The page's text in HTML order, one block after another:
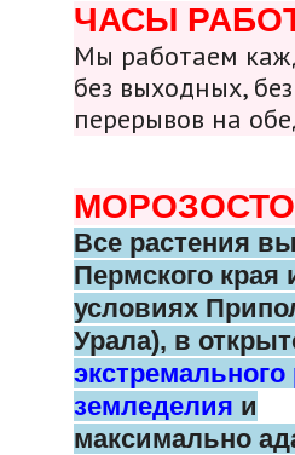
ЧАСЫ
Мы работаем
без выходных,
перерывов на
Все растения
Пермского края
условиях
Урала), в
экстремального
земледелия и
максимально